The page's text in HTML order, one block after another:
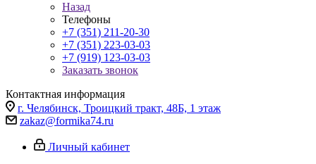
Назад
Телефоны
+7 (351) 211-20-30
+7 (351) 223-03-03
+7 (919) 123-03-03
Заказать звонок
Контактная информация
г. Челябинск, Троицкий тракт, 48Б, 1 этаж
zakaz@formika74.ru
Личный кабинет